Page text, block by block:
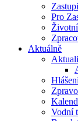
Pro
Aktuálně
Vodní